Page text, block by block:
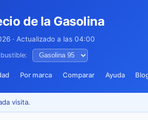
de la Gasolina
· Actualizado a las 04:00
Por marca Comparar Ayuda
visita.